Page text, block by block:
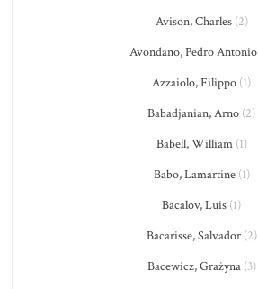
Avison, Charles(2)
Avondano, Pedro Antonio
Azzaiolo, Filippo (1)
Babadjanian, Arno (2)
Babell, William(1)
Babo, Lamartine(1)
Bacalov, Luis (1)
Bacarisse, Salvador(2)
Bacewicz, Grażyna(3)